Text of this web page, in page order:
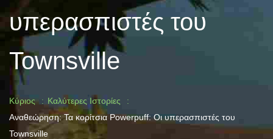
υπερασπιστές του
Townsville
Κύριος
Καλύτερες Ιστορίες
Αναθεώρηση: Τα κορίτσια Powerpuff: Οι υπερασπιστές του
Townsville